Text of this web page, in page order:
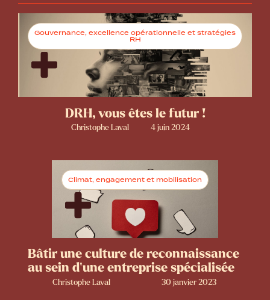
Gouvernance, excellence opérationnelle et stratégies
RH
DRH, vous êtes le futur !
Christophe Laval 4 juin 2024
Climat, engagement et mobilisation
Bâtir une culture de reconnaissance
au sein d'une entreprise spécialisée
Christophe Laval 30 janvier 2023